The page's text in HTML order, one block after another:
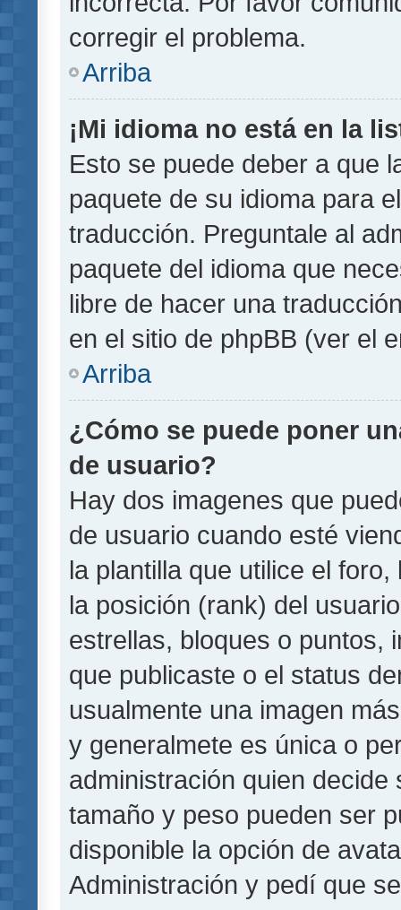
corregir el problema.
Arriba
¡Mi idioma no está en la
Esto se puede deber a que
paquete de su idioma para
traducción. Preguntale al
paquete del idioma que
libre de hacer una
en el sitio de phpBB (ver el
Arriba
¿Cómo se puede poner
de usuario?
Hay dos imagenes que
de usuario cuando esté
la plantilla que utilice el
la posición (rank) del
estrellas, bloques o puntos,
que publicaste o el status
usualmente una imagen
y generalmete es única o
administración quien
tamaño y peso pueden ser
disponible la opción de
Administración y pedí que